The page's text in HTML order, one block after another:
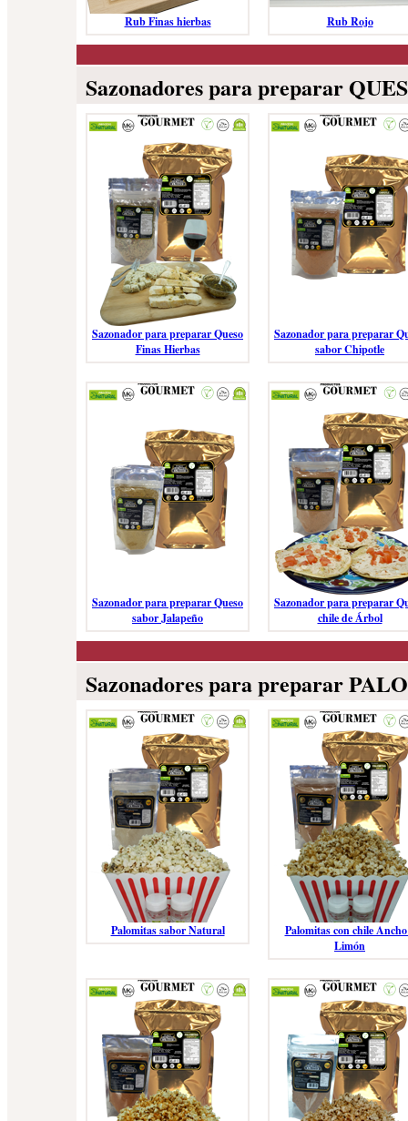
Rub Finas hierbas Rub Rojo
Sazonadores para preparar
Sazonador para preparar Queso
Finas Hierbas
Sazonador para preparar
sabor Chipotle
Sazonador para preparar Queso
sabor Jalapeño
Sazonador para preparar
chile de Árbol
Sazonadores para preparar
Palomitas sabor Natural
Palomitas con chile
Limón